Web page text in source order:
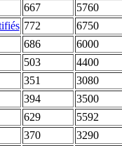
667 5760
772 6750
686 6000
503 4400
351 3080
394 3500
629 5592
370 3290